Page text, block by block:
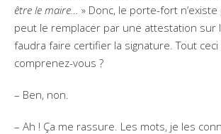
être le maire… » Donc, le porte-fort
peut le remplacer par une attestation sur
faudra faire certifier la signature. Tout
comprenez-vous ?
– Ben, non.
– Ah ! Ça me rassure. Les mots, je les